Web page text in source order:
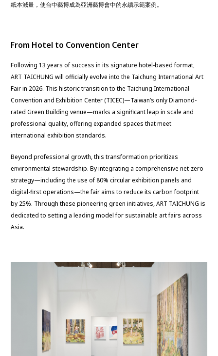
紙本減量，使台中藝博成為亞洲藝博會中的永續示範案例。
From Hotel to Convention Center
Following 13 years of success in its signature hotel-based format,
ART TAICHUNG will officially evolve into the Taichung International Art
Fair in 2026. This historic transition to the Taichung International
Convention and Exhibition Center (TICEC)—Taiwan’s only Diamond-
rated Green Building venue—marks a significant leap in scale and
professional quality, offering expanded spaces that meet
international exhibition standards.
Beyond professional growth, this transformation prioritizes
environmental stewardship. By integrating a comprehensive net-zero
strategy—including the use of 80% circular exhibition panels and
digital-first operations—the fair aims to reduce its carbon footprint
by 25%. Through these pioneering green initiatives, ART TAICHUNG is
dedicated to setting a leading model for sustainable art fairs across
Asia.